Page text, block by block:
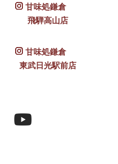
甘味処鎌倉
飛騨高山店
甘味処鎌倉
東武日光駅前店